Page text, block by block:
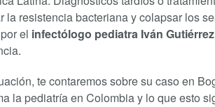
la resistencia bacteriana y colapsar los
el infectólogo pediatra Iván Gutiérrez
te contaremos sobre su caso en
la pediatría en Colombia y lo que esto